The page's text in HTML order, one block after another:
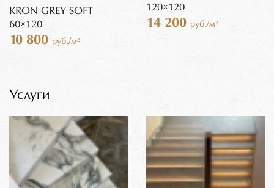
KRON GREY SOFT
60×120
10 800 руб./м²
120×120
14 200 руб./м²
Услуги